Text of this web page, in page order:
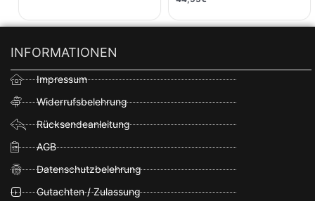
INFORMATIONEN
Impressum
Widerrufsbelehrung
Rücksendeanleitung
AGB
Datenschutzbelehrung
Gutachten / Zulassung